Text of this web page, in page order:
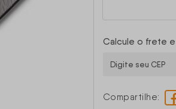
Calcule o frete
Compartilhe: